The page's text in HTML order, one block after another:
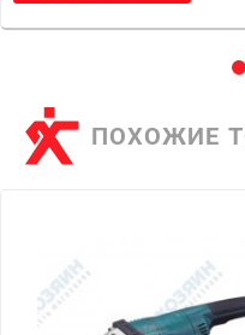
ПОХОЖИЕ